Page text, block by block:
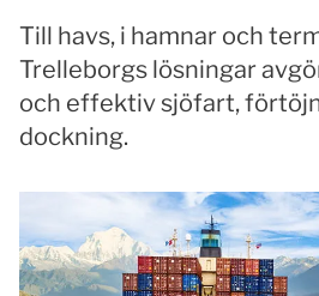
Till havs, i hamnar och
Trelleborgs lösningar
och effektiv sjöfart,
dockning.